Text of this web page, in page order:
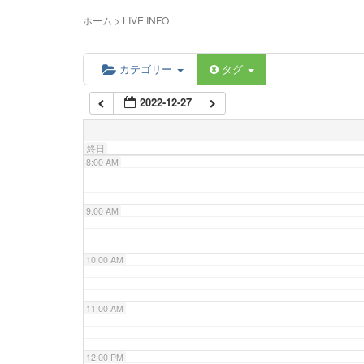
ホーム > LIVE INFO
カテゴリー タグ
2022-12-27
終日
5:00 AM
6:00 AM
7:00 AM
8:00 AM
9:00 AM
10:00 AM
11:00 AM
12:00 PM